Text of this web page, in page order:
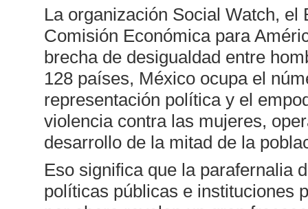
La organización Social Watch,
Comisión Económica para
brecha de desigualdad entre
128 países, México ocupa el
representación política y el
violencia contra las mujeres,
desarrollo de la mitad de la
Eso significa que la parafernalia
políticas públicas e instituciones